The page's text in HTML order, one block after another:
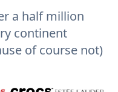
a half million
continent
of course not)